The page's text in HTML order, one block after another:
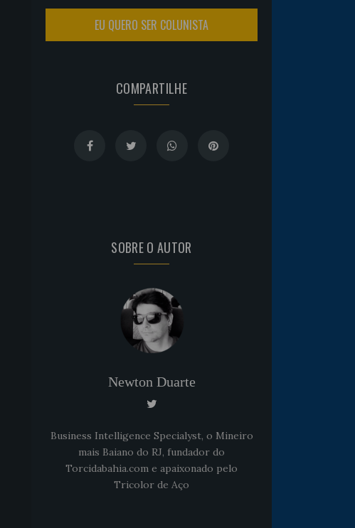
EU QUERO SER COLUNISTA
COMPARTILHE
SOBRE O AUTOR
Newton Duarte
Business Intelligence Specialyst, o Mineiro
mais Baiano do RJ, fundador do
Torcidabahia.com e apaixonado pelo
Tricolor de Aço